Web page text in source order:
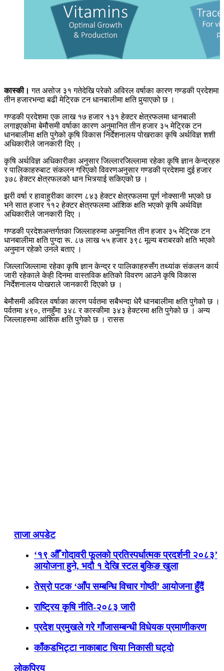
कास्की। गत असोज ३१ गतेदेखि परेको अविरल वर्षाका कारण गण्डकी प्रदेशमा
तीन हजारभन्दा बढी मेट्रिक टन धानबालीमा क्षति पुर्‍याएको छ ।
गण्डकी प्रदेशमा एक लाख १७ हजार १३१ हेक्टर क्षेत्रफलमा धानबाली
लगाइएकोमा बेमौसमी वर्षाका कारण अनुमानित तीन हजार ३५ मेट्रिक टन
धानबालीमा क्षति पुगेको कृषि विकास निर्देशनालय पोखराका कृषि अर्थविज्ञ शशी
अधिकारीले जानकारी दिए ।
कृषि अर्थविज्ञ अधिकारीका अनुसार जिल्लारजिल्लामा रहेका कृषि ज्ञान केन्द्रहरु
र पालिकाहरुबाट संकलन गरिएको विवरणअनुसार गण्डकी प्रदेशमा दुई हजार
३७८ हेक्टर क्षेत्रफलको धान भित्र्याई सकिएको छ ।
झरी वर्षा र हावाहुरीका कारण ८४३ हेक्टर क्षेत्रफलमा पूर्ण नोक्सानी भएको छ
भने सात हजार ११२ हेक्टर क्षेत्रफलमा आंशिक क्षति भएको कृषि अर्थविज्ञ
अधिकारीले जानकारी दिए ।
गण्डकी प्रदेशअन्तर्गतका जिल्लाहरुमा अनुमानित तीन हजार ३५ मेट्रिक टन
धानबालीमा क्षति पुग्दा रू. ८७ लाख ५५ हजार ३९८ मूल्य बराबरको क्षति भएको
अनुमान रहेको उनले बताए ।
जिल्लाजिल्लामा रहेका कृषि ज्ञान केन्द्र र पालिकाहरुसँग तथ्यांक संकलन कार्य
जारी रहेकाले केही दिनमा वास्तविक क्षतिको विवरण आउने कृषि विकास
निर्देशनालय पोखराले जानकारी दिएको छ ।
बेमौसमी अविरल वर्षाका कारण पर्वतमा सबैभन्दा धेरै धानबालीमा क्षति पुगेको छ ।
पर्वतमा ४९०, तनहुँमा ३४८ र कास्कीमा ३४३ हेक्टरमा क्षति पुगेको छ । अन्य
जिल्लाहरुमा आंशिक क्षति पुगेको छ । रासस
ताजा अपडेट
‘१९ औँ गोदावरी फूलको प्रतिस्पर्धात्मक प्रदर्शनी २०८३’
आयोजना हुने, भदौ १ देखि स्टल बुकिङ खुला
तेस्रो पटक ‘आँप सम्बन्धि विचार गोष्ठी’ आयोजना हुँदैं
राष्ट्रिय कृषि नीति-२०८३ जारी
प्रदेश प्रमुखले गरे गाँजासम्बन्धी विधेयक प्रमाणीकरण
काँकडभिट्टा नाकाबाट चिया निकासी घट्दो
लोकप्रिय